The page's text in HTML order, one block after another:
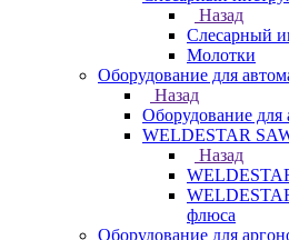
Назад
Слесарный
Молотки
Оборудование для
Назад
Оборудование для
WELDESTAR
Назад
флюса
Оборудование для